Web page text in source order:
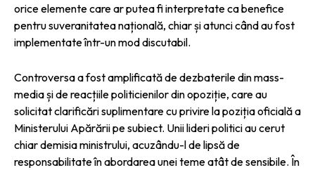
orice elemente care ar putea fi interpretate ca benefice
pentru suveranitatea națională, chiar și atunci când au fost
implementate într-un mod discutabil.
Controversa a fost amplificată de dezbaterile din mass-
media și de reacțiile politicienilor din opoziție, care au
solicitat clarificări suplimentare cu privire la poziția oficială a
Ministerului Apărării pe subiect. Unii lideri politici au cerut
chiar demisia ministrului, acuzându-l de lipsă de
responsabilitate în abordarea unei teme atât de sensibile. În